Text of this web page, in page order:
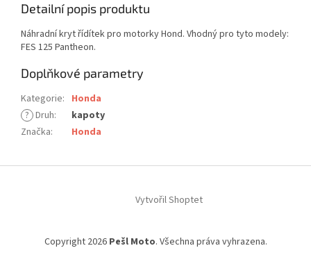
Detailní popis produktu
Náhradní kryt řídítek pro motorky Hond. Vhodný pro tyto modely:
FES 125 Pantheon.
Doplňkové parametry
Kategorie: Honda
? Druh:
kapoty
Značka: Honda
Vytvořil Shoptet
Copyright 2026 Pešl Moto. Všechna práva vyhrazena.